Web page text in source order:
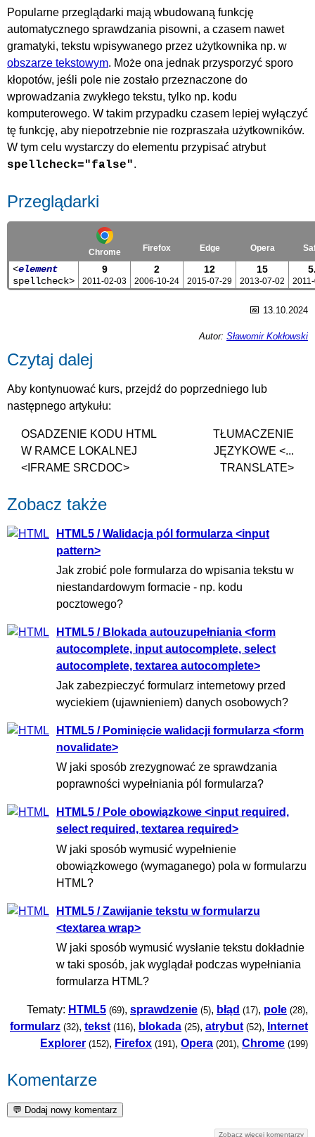
Popularne przeglądarki mają wbudowaną funkcję
automatycznego sprawdzania pisowni, a czasem nawet
gramatyki, tekstu wpisywanego przez użytkownika np. w
obszarze tekstowym. Może ona jednak przysporzyć sporo
kłopotów, jeśli pole nie zostało przeznaczone do
wprowadzania zwykłego tekstu, tylko np. kodu
komputerowego. W takim przypadku czasem lepiej wyłączyć
tę funkcję, aby niepotrzebnie nie rozpraszała użytkowników.
W tym celu wystarczy do elementu przypisać atrybut
spellcheck="false".
Przeglądarki
Chrome Firefox Edge Opera
<element
spellcheck>
9
2011-02-03
2
2006-10-24
12
2015-07-29
15
2013-07-02
📅 13.10.2024
Autor: Sławomir Kokłowski
Czytaj dalej
Aby kontynuować kurs, przejdź do poprzedniego lub
następnego artykułu:
OSADZENIE KODU HTML
W RAMCE LOKALNEJ
<IFRAME SRCDOC>
TŁUMACZENIE
JĘZYKOWE <...
TRANSLATE>
Zobacz także
HTML5 / Walidacja pól formularza <input
pattern>
Jak zrobić pole formularza do wpisania tekstu w
niestandardowym formacie - np. kodu
pocztowego?
HTML5 / Blokada autouzupełniania <form
autocomplete, input autocomplete, select
autocomplete, textarea autocomplete>
Jak zabezpieczyć formularz internetowy przed
wyciekiem (ujawnieniem) danych osobowych?
HTML5 / Pominięcie walidacji formularza <form
novalidate>
W jaki sposób zrezygnować ze sprawdzania
poprawności wypełniania pól formularza?
HTML5 / Pole obowiązkowe <input required,
select required, textarea required>
W jaki sposób wymusić wypełnienie
obowiązkowego (wymaganego) pola w formularzu
HTML?
HTML5 / Zawijanie tekstu w formularzu
<textarea wrap>
W jaki sposób wymusić wysłanie tekstu dokładnie
w taki sposób, jak wyglądał podczas wypełniania
formularza HTML?
Tematy: HTML5 (69), sprawdzenie (5), błąd (17), pole (28),
formularz (32), tekst (116), blokada (25), atrybut (52), Internet
Explorer (152), Firefox (191), Opera (201), Chrome (199)
Komentarze
Zobacz więcej komentarzy